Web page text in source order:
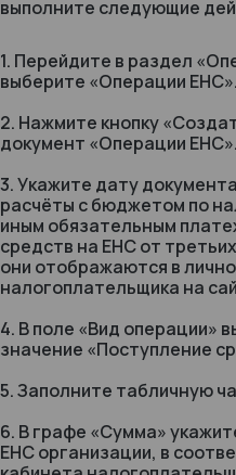
выполните следующие
1. Перейдите в раздел
выберите «Операции ЕНС».
2. Нажмите кнопку
документ «Операции ЕНС».
3. Укажите дату
расчёты с бюджетом по
иным обязательным
средств на ЕНС от
они отображаются в
налогоплательщика на
4. В поле «Вид операции»
значение «Поступление
5. Заполните табличную
6. В графе «Сумма»
ЕНС организации, в